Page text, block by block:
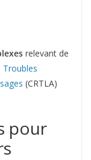
relevant de
Troubles
(CRTLA)
pour